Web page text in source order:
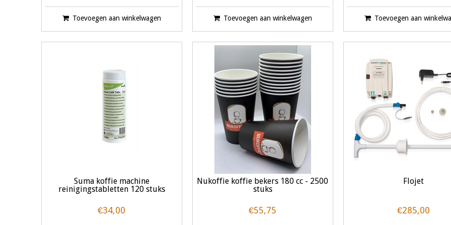
Toevoegen aan winkelwagen Toevoegen aan winkelwagen Toevoegen aan
Suma koffie machine
reinigingstabletten 120 stuks
€34,00
Nukoffie koffie bekers 180 cc - 2500
stuks
€55,75
Flojet
€285,00